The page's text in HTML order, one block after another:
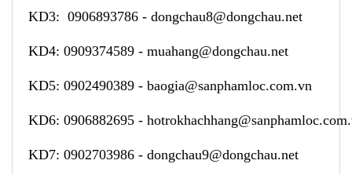
KD3: 0906893786 - dongchau8@dongchau.net
KD4: 0909374589 - muahang@dongchau.net
KD5: 0902490389 - baogia@sanphamloc.com.vn
KD6: 0906882695 -
KD7: 0902703986 - dongchau9@dongchau.net